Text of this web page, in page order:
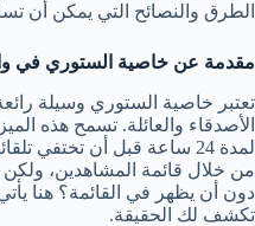
الطرق والنصائح التي يمكن أن
مقدمة عن خاصية الستوري في
تعتبر خاصية الستوري وسيلة
الأصدقاء والعائلة. تسمح هذه
لمدة 24 ساعة قبل أن تختفي
من خلال قائمة المشاهدين،
دون أن يظهر في القائمة؟ هنا
تكشف لك الحقيقة.